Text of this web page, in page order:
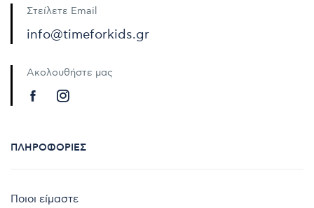
Στείλετε Email
info@timeforkids.gr
Ακολουθήστε μας
ΠΛΗΡΟΦΟΡΊΕΣ
Ποιοι είμαστε